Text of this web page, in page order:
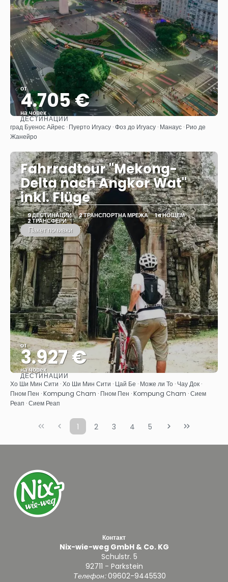
от
4.705 €
на човек
Вижте
ДЕСТИНАЦИИ
град Буенос Айрес · Пуерто Игуасу · Фоз до Игуасу · Манаус · Рио де
Жанейро
Fahrradtour "Mekong-
Delta nach Angkor Wat"
inkl. Flüge
9 ДЕСТИНАЦИИ 2 ТРАНСПОРТНА МРЕЖА 14 НОЩЕМ
2 ТРАНСФЕРИ
Пакет почивки
от
3.927 €
на човек
Вижте
ДЕСТИНАЦИИ
Хо Ши Мин Сити · Хо Ши Мин Сити · Цай Бе · Може ли То · Чау Док ·
Пном Пен · Kompung Cham · Пном Пен · Kompung Cham · Сием
Реап · Сием Реап
1 2 3 4 5
Контакт
Nix-wie-weg GmbH & Co. KG
Schulstr. 5
92711 - Parkstein
Телефон:09602-9445530